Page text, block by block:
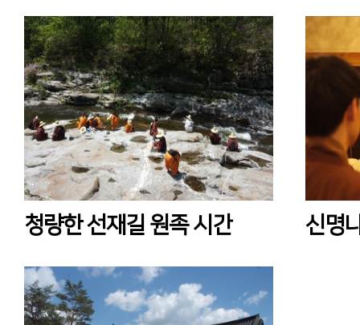
청량한 선재길 원족 시간 신명